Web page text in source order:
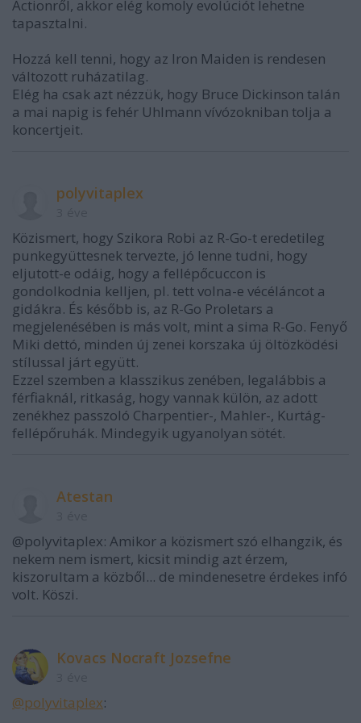
Actionről, akkor elég komoly evolúciót lehetne
tapasztalni.
Hozzá kell tenni, hogy az Iron Maiden is rendesen
változott ruházatilag.
Elég ha csak azt nézzük, hogy Bruce Dickinson talán
a mai napig is fehér Uhlmann vívózokniban tolja a
koncertjeit.
polyvitaplex
Közismert, hogy Szikora Robi az R-Go-t eredetileg
punkegyüttesnek tervezte, jó lenne tudni, hogy
eljutott-e odáig, hogy a fellépőcuccon is
gondolkodnia kelljen, pl. tett volna-e vécéláncot a
gidákra. És később is, az R-Go Proletars a
megjelenésében is más volt, mint a sima R-Go. Fenyő
Miki dettó, minden új zenei korszaka új öltözködési
stílussal járt együtt.
Ezzel szemben a klasszikus zenében, legalábbis a
férfiaknál, ritkaság, hogy vannak külön, az adott
zenékhez passzoló Charpentier-, Mahler-, Kurtág-
fellépőruhák. Mindegyik ugyanolyan sötét.
Atestan
@polyvitaplex: Amikor a közismert szó elhangzik, és
nekem nem ismert, kicsit mindig azt érzem,
kiszorultam a közből... de mindenesetre érdekes infó
volt. Köszi.
Kovacs Nocraft Jozsefne
@polyvitaplex: